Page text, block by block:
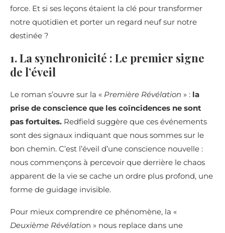
force. Et si ses leçons étaient la clé pour transformer
notre quotidien et porter un regard neuf sur notre
destinée ?
1. La synchronicité : Le premier signe
de l’éveil
Le roman s’ouvre sur la « Première Révélation » : la
prise de conscience que les coïncidences ne sont
pas fortuites. Redfield suggère que ces événements
sont des signaux indiquant que nous sommes sur le
bon chemin. C’est l’éveil d’une conscience nouvelle :
nous commençons à percevoir que derrière le chaos
apparent de la vie se cache un ordre plus profond, une
forme de guidage invisible.
Pour mieux comprendre ce phénomène, la «
Deuxième Révélation » nous replace dans une